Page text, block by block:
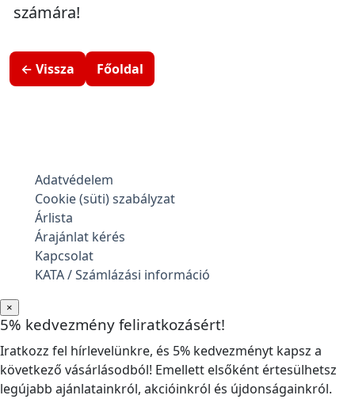
számára!
← Vissza Főoldal
Adatvédelem
Cookie (süti) szabályzat
Árlista
Árajánlat kérés
Kapcsolat
KATA / Számlázási információ
×
5% kedvezmény feliratkozásért!
Iratkozz fel hírlevelünkre, és 5% kedvezményt kapsz a
következő vásárlásodból! Emellett elsőként értesülhetsz
legújabb ajánlatainkról, akcióinkról és újdonságainkról.